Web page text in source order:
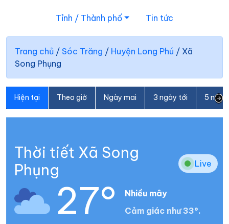
Tỉnh / Thành phố Tin tức
Trang chủ / Sóc Trăng / Huyện Long Phú / Xã
Song Phụng
Hiện tại Theo giờ Ngày mai 3 ngày tới 5
Thời tiết Xã Song
Phụng
Live
27°
Nhiều mây
Cảm giác như 33°.